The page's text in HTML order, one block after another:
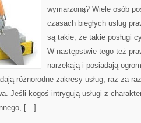
wymarzoną? Wiele osób
czasach biegłych usług
są takie, że takie posługi
W następstwie tego też
narzekają i posiadają
różnorodne zakresy usług, raz za
Jeśli kogoś intrygują usługi z
[…]